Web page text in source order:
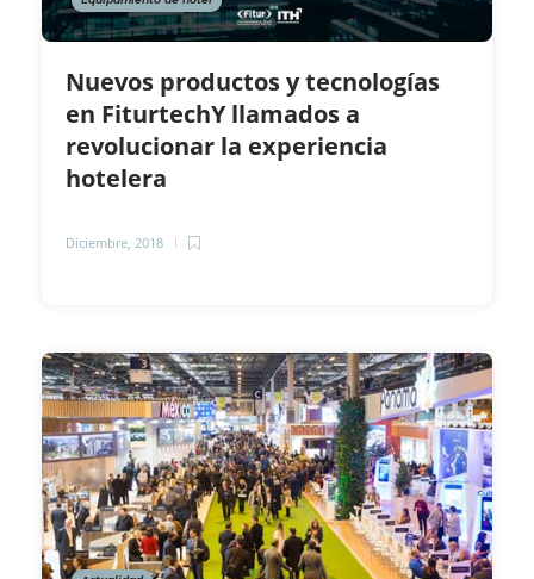
Nuevos productos y tecnologías
en FiturtechY llamados a
revolucionar la experiencia
hotelera
Diciembre, 2018